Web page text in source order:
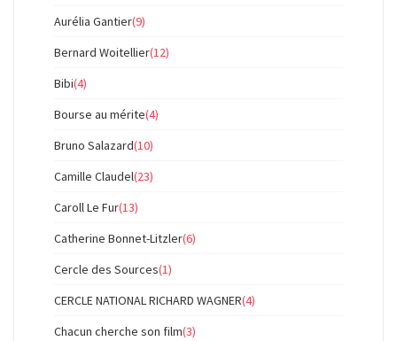
Aurélia Gantier(9)
Bernard Woitellier(12)
Bibi(4)
Bourse au mérite(4)
Bruno Salazard(10)
Camille Claudel(23)
Caroll Le Fur(13)
Catherine Bonnet-Litzler(6)
Cercle des Sources(1)
CERCLE NATIONAL RICHARD WAGNER(4)
Chacun cherche son film(3)